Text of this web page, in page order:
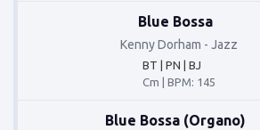
Blue Bossa
Kenny Dorham -Jazz
BT | PN | BJ
Cm | BPM: 145
Blue Bossa (Organo)